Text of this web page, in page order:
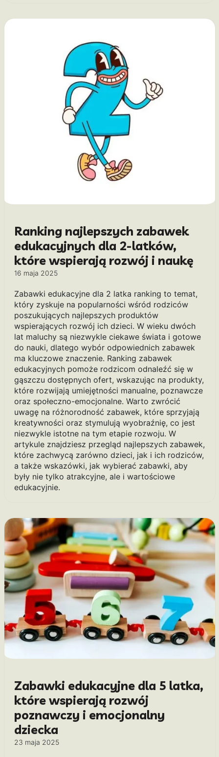
Ranking najlepszych zabawek
edukacyjnych dla 2-latków,
które wspierają rozwój i naukę
16 maja 2025
Zabawki edukacyjne dla 2 latka ranking to temat,
który zyskuje na popularności wśród rodziców
poszukujących najlepszych produktów
wspierających rozwój ich dzieci. W wieku dwóch
lat maluchy są niezwykle ciekawe świata i gotowe
do nauki, dlatego wybór odpowiednich zabawek
ma kluczowe znaczenie. Ranking zabawek
edukacyjnych pomoże rodzicom odnaleźć się w
gąszczu dostępnych ofert, wskazując na produkty,
które rozwijają umiejętności manualne, poznawcze
oraz społeczno-emocjonalne. Warto zwrócić
uwagę na różnorodność zabawek, które sprzyjają
kreatywności oraz stymulują wyobraźnię, co jest
niezwykle istotne na tym etapie rozwoju. W
artykule znajdziesz przegląd najlepszych zabawek,
które zachwycą zarówno dzieci, jak i ich rodziców,
a także wskazówki, jak wybierać zabawki, aby
były nie tylko atrakcyjne, ale i wartościowe
edukacyjnie.
Zabawki edukacyjne dla 5 latka,
które wspierają rozwój
poznawczy i emocjonalny
dziecka
23 maja 2025